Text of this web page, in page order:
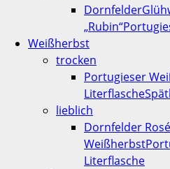
Dornfelder
„Rubin“
Weißherbst
trocken
Portugieser
Literflasche
lieblich
Dornfelder Rosé
Weißherbst
Literflasche